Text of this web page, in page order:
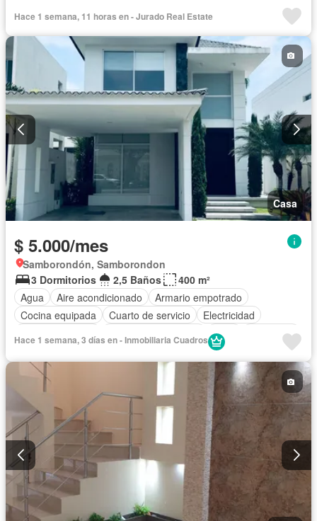
Hace 1 semana, 11 horas en - Jurado Real Estate
Casa
$ 5.000/mes
Samborondón, Samborondon
3 Dormitorios
2,5 Baños
400 m²
Agua
Aire acondicionado
Armario empotrado
Cocina equipada
Cuarto de servicio
Electricidad
Patio
Seguridad
Hace 1 semana, 3 días en - Inmobiliaria Cuadros